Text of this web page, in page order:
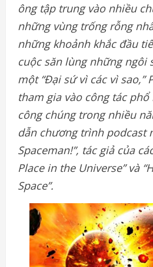
ông tập trung vào nhiều
những vùng trống rỗng
những khoảnh khắc đầu
cuộc săn lùng những ngôi
một “Đại sứ vì các vì sao,”
tham gia vào công tác
công chúng trong nhiều
dẫn chương trình podcast
Spaceman!”, tác giả của
Place in the Universe” và
Space”.